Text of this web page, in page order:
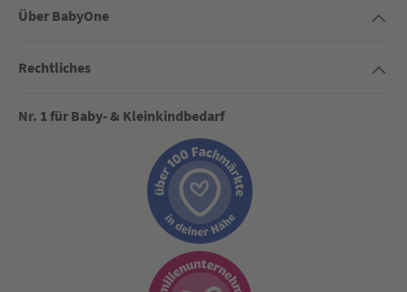
Über BabyOne
Rechtliches
Nr. 1 für Baby- & Kleinkindbedarf